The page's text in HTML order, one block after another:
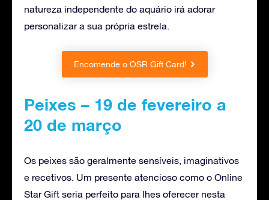
natureza independente do aquário irá adorar
personalizar a sua própria estrela.
Encomende o OSR Gift Card!
Peixes – 19 de fevereiro a
20 de março
Os peixes são geralmente sensíveis, imaginativos
e recetivos. Um presente atencioso como o Online
Star Gift seria perfeito para lhes oferecer nesta